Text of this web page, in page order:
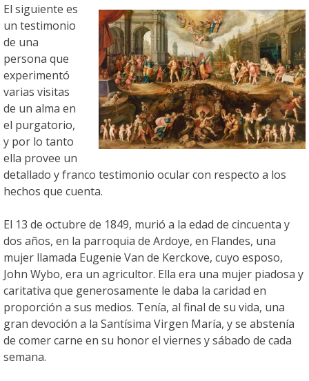
El siguiente es
un testimonio
de una
persona que
experimentó
varias visitas
de un alma en
el purgatorio,
y por lo tanto
ella provee un
detallado y franco testimonio ocular con respecto a los
hechos que cuenta.
El 13 de octubre de 1849, murió a la edad de cincuenta y
dos años, en la parroquia de Ardoye, en Flandes, una
mujer llamada Eugenie Van de Kerckove, cuyo esposo,
John Wybo, era un agricultor. Ella era una mujer piadosa y
caritativa que generosamente le daba la caridad en
proporción a sus medios. Tenía, al final de su vida, una
gran devoción a la Santísima Virgen María, y se abstenía
de comer carne en su honor el viernes y sábado de cada
semana.